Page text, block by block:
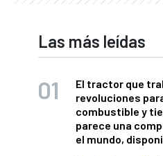
Las más leídas
El tractor que
revoluciones
combustible y
parece una
el mundo,